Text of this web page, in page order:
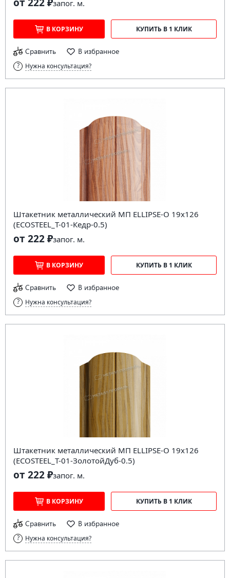
запог. м.
В КОРЗИНУ КУПИТЬ В 1 КЛИК
Сравнить В избранное
Нужна консультация?
Штакетник металлический МП ELLIPSE-O 19х126
(ECOSTEEL_T-01-Кедр-0.5)
от 222 ₽запог. м.
В КОРЗИНУ КУПИТЬ В 1 КЛИК
Сравнить В избранное
Нужна консультация?
Штакетник металлический МП ELLIPSE-O 19х126
(ECOSTEEL_T-01-ЗолотойДуб-0.5)
от 222 ₽запог. м.
В КОРЗИНУ КУПИТЬ В 1 КЛИК
Сравнить В избранное
Нужна консультация?